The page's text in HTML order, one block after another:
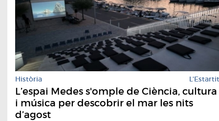
Història L'Estartit
L’espai Medes s'omple de Ciència, cultura
i música per descobrir el mar les nits
d’agost